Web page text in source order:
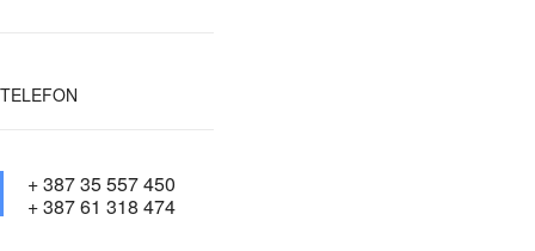
TELEFON
+ 387 35 557 450
+ 387 61 318 474